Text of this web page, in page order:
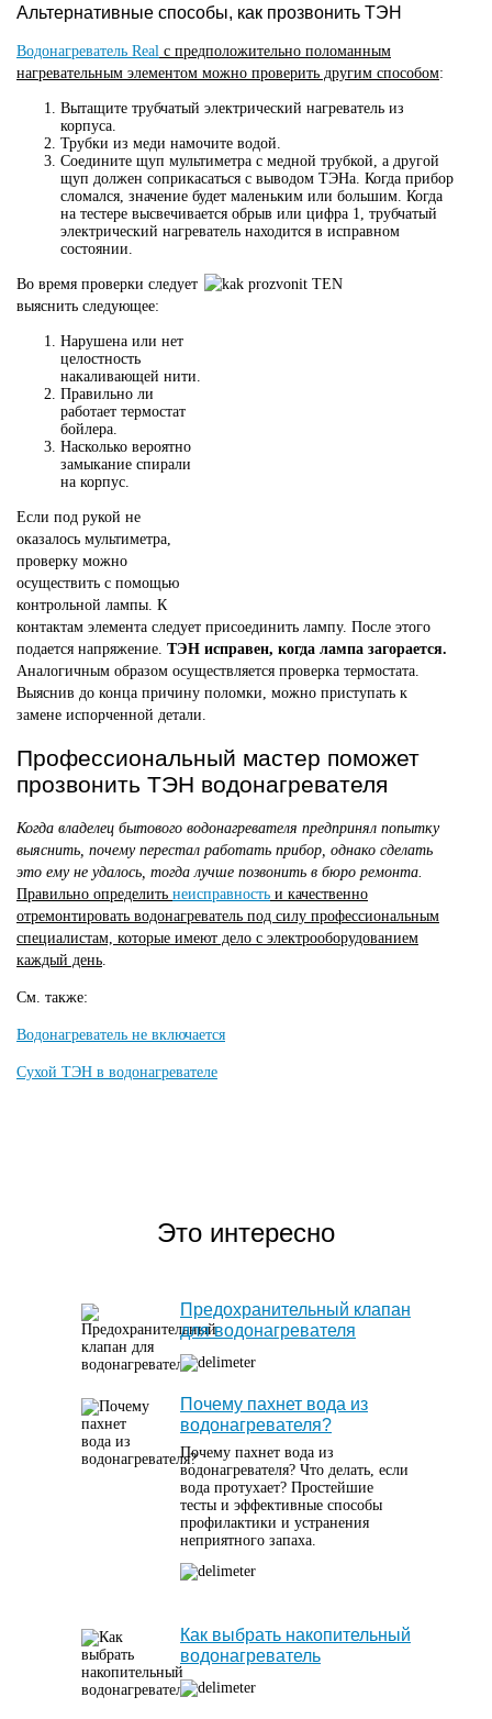
Альтернативные способы, как прозвонить ТЭН
Водонагреватель Real с предположительно поломанным
нагревательным элементом можно проверить другим способом:
Вытащите трубчатый электрический нагреватель из
корпуса.
Трубки из меди намочите водой.
Соедините щуп мультиметра с медной трубкой, а другой
щуп должен соприкасаться с выводом ТЭНа. Когда прибор
сломался, значение будет маленьким или большим. Когда
на тестере высвечивается обрыв или цифра 1, трубчатый
электрический нагреватель находится в исправном
состоянии.
Во время проверки следует
выяснить следующее:
Нарушена или нет
целостность
накаливающей нити.
Правильно ли
работает термостат
бойлера.
Насколько вероятно
замыкание спирали
на корпус.
Если под рукой не
оказалось мультиметра,
проверку можно
осуществить с помощью
контрольной лампы. К
контактам элемента следует присоединить лампу. После этого
подается напряжение. ТЭН исправен, когда лампа загорается.
Аналогичным образом осуществляется проверка термостата.
Выяснив до конца причину поломки, можно приступать к
замене испорченной детали.
Профессиональный мастер поможет
прозвонить ТЭН водонагревателя
Когда владелец бытового водонагревателя предпринял попытку
выяснить, почему перестал работать прибор, однако сделать
это ему не удалось, тогда лучше позвонить в бюро ремонта.
Правильно определить неисправность и качественно
отремонтировать водонагреватель под силу профессиональным
специалистам, которые имеют дело с электрооборудованием
каждый день
См. также:
Водонагреватель не включается
Сухой ТЭН в водонагревателе
Это интересно
Предохранительный клапан
для водонагревателя
Почему пахнет вода из
водонагревателя?
Почему пахнет вода из
водонагревателя? Что делать, если
вода протухает? Простейшие
тесты и эффективные способы
профилактики и устранения
неприятного запаха.
Как выбрать накопительный
водонагреватель